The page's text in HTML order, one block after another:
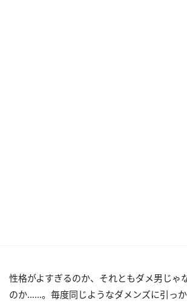
性格がよすぎるのか、それともダメ男じゃ
のか……。毎度同じようなダメンズに引っ